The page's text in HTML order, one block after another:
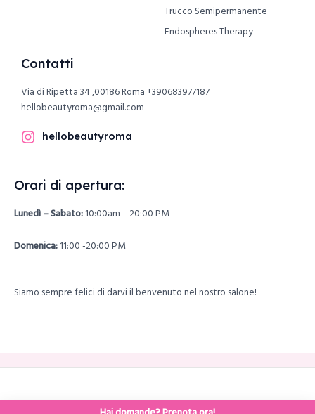
Trucco Semipermanente
Endospheres Therapy
Contatti
Via di Ripetta 34 ,00186 Roma+390683977187
hellobeautyroma@gmail.com
hellobeautyroma
Orari di apertura:
Lunedì – Sabato:10:00am – 20:00 PM
Domenica:11:00 -20:00 PM
Siamo sempre felici di darvi il benvenuto nel nostro salone!
Copyright © 2026 hellobeautyroma